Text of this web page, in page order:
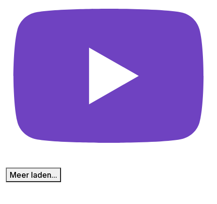
Meer laden...